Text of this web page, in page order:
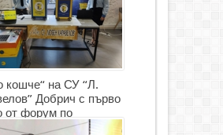
кошче“ на СУ “Л.
Добрич с първо
от форум по